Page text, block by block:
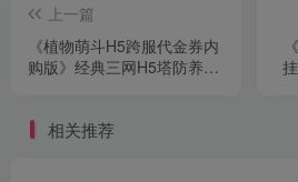
上一篇
《植物萌斗H5跨服代金券内
购版》经典三网H5塔防养成
台+CDK玩家后台+详细教程
相关推荐